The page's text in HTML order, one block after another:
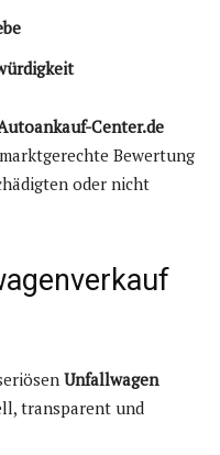
Center.de
Bewertung
oder nicht
Unfallwagen
transparent und